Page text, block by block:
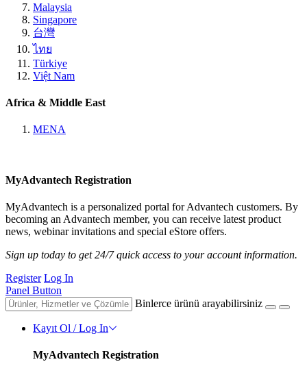
Malaysia
Singapore
台灣
ไทย
Türkiye
Việt Nam
Africa & Middle East
MENA
MyAdvantech Registration
MyAdvantech is a personalized portal for Advantech customers. By
becoming an Advantech member, you can receive latest product
news, webinar invitations and special eStore offers.
Sign up today to get 24/7 quick access to your account information.
Register Log In
Panel Button
Binlerce ürünü arayabilirsiniz
Kayıt Ol / Log In
MyAdvantech Registration